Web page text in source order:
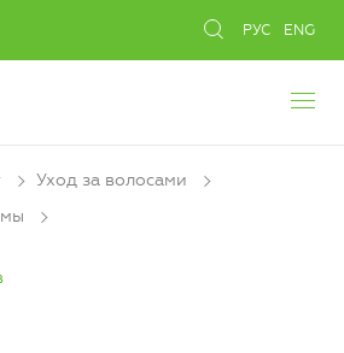
РУС ENG
Уход за волосами